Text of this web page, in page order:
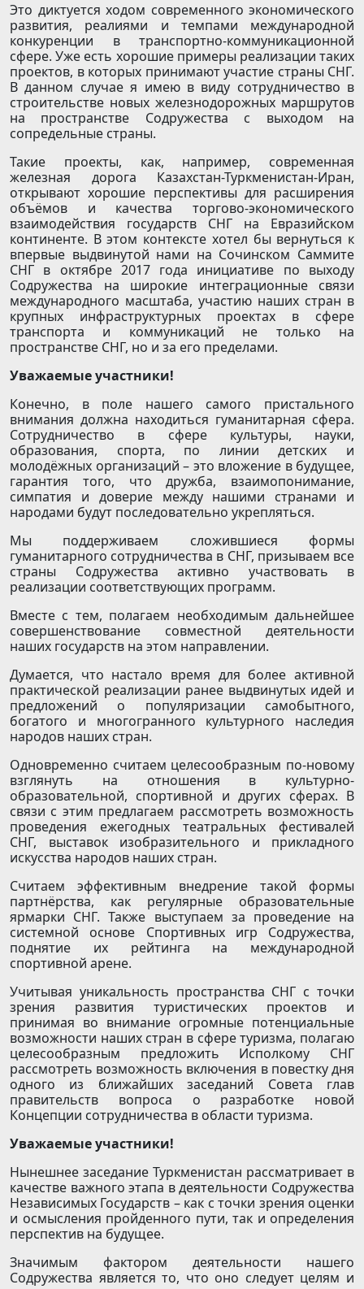
Это диктуется ходом современного экономического
развития, реалиями и темпами международной
конкуренции в транспортно-коммуникационной
сфере. Уже есть хорошие примеры реализации таких
проектов, в которых принимают участие страны СНГ.
В данном случае я имею в виду сотрудничество в
строительстве новых железнодорожных маршрутов
на пространстве Содружества с выходом на
сопредельные страны.
Такие проекты, как, например, современная
железная дорога Казахстан-Туркменистан-Иран,
открывают хорошие перспективы для расширения
объёмов и качества торгово-экономического
взаимодействия государств СНГ на Евразийском
континенте. В этом контексте хотел бы вернуться к
впервые выдвинутой нами на Сочинском Саммите
СНГ в октябре 2017 года инициативе по выходу
Содружества на широкие интеграционные связи
международного масштаба, участию наших стран в
крупных инфраструктурных проектах в сфере
транспорта и коммуникаций не только на
пространстве СНГ, но и за его пределами.
Уважаемые участники!
Конечно, в поле нашего самого пристального
внимания должна находиться гуманитарная сфера.
Сотрудничество в сфере культуры, науки,
образования, спорта, по линии детских и
молодёжных организаций – это вложение в будущее,
гарантия того, что дружба, взаимопонимание,
симпатия и доверие между нашими странами и
народами будут последовательно укрепляться.
Мы поддерживаем сложившиеся формы
гуманитарного сотрудничества в СНГ, призываем все
страны Содружества активно участвовать в
реализации соответствующих программ.
Вместе с тем, полагаем необходимым дальнейшее
совершенствование совместной деятельности
наших государств на этом направлении.
Думается, что настало время для более активной
практической реализации ранее выдвинутых идей и
предложений о популяризации самобытного,
богатого и многогранного культурного наследия
народов наших стран.
Одновременно считаем целесообразным по-новому
взглянуть на отношения в культурно-
образовательной, спортивной и других сферах. В
связи с этим предлагаем рассмотреть возможность
проведения ежегодных театральных фестивалей
СНГ, выставок изобразительного и прикладного
искусства народов наших стран.
Считаем эффективным внедрение такой формы
партнёрства, как регулярные образовательные
ярмарки СНГ. Также выступаем за проведение на
системной основе Спортивных игр Содружества,
поднятие их рейтинга на международной
спортивной арене.
Учитывая уникальность пространства СНГ с точки
зрения развития туристических проектов и
принимая во внимание огромные потенциальные
возможности наших стран в сфере туризма, полагаю
целесообразным предложить Исполкому СНГ
рассмотреть возможность включения в повестку дня
одного из ближайших заседаний Совета глав
правительств вопроса о разработке новой
Концепции сотрудничества в области туризма.
Уважаемые участники!
Нынешнее заседание Туркменистан рассматривает в
качестве важного этапа в деятельности Содружества
Независимых Государств – как с точки зрения оценки
и осмысления пройденного пути, так и определения
перспектив на будущее.
Значимым фактором деятельности нашего
Содружества является то, что оно следует целям и